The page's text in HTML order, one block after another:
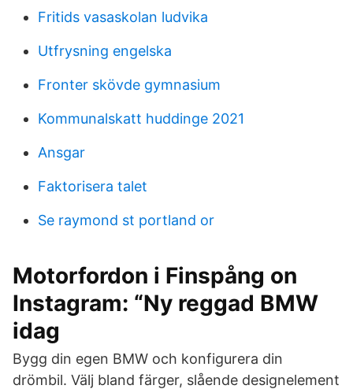
Fritids vasaskolan ludvika
Utfrysning engelska
Fronter skövde gymnasium
Kommunalskatt huddinge 2021
Ansgar
Faktorisera talet
Se raymond st portland or
Motorfordon i Finspång on
Instagram: “Ny reggad BMW
idag
Bygg din egen BMW och konfigurera din
drömbil. Välj bland färger, slående designelement